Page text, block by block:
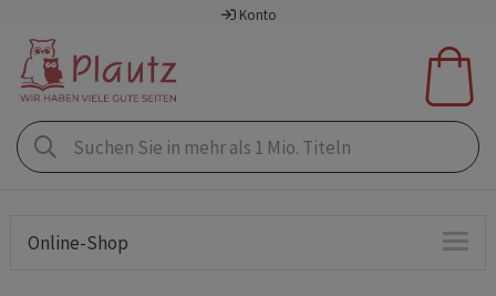
Konto
Online-Shop